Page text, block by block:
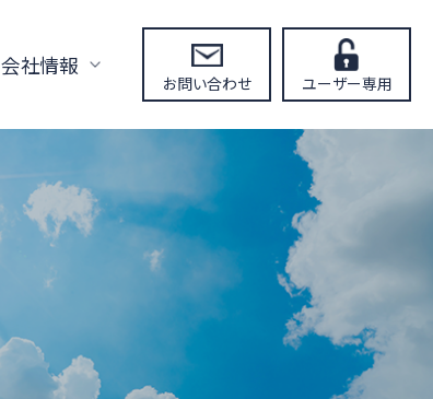
会社情報
お問い合わせ ユーザー専用